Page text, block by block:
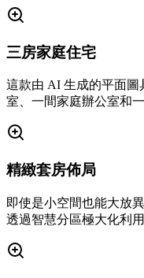
三房家庭住宅
這款由 AI 生成的平面圖
室、一間家庭辦公室和一
精緻套房佈局
即使是小空間也能大放
透過智慧分區極大化利